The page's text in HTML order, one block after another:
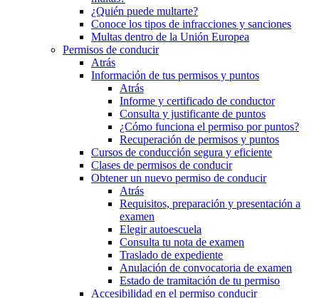
¿Quién puede multarte?
Conoce los tipos de infracciones y sanciones
Multas dentro de la Unión Europea
Permisos de conducir
Atrás
Información de tus permisos y puntos
Atrás
Informe y certificado de conductor
Consulta y justificante de puntos
¿Cómo funciona el permiso por puntos?
Recuperación de permisos y puntos
Cursos de conducción segura y eficiente
Clases de permisos de conducir
Obtener un nuevo permiso de conducir
Atrás
Requisitos, preparación y presentación a
examen
Elegir autoescuela
Consulta tu nota de examen
Traslado de expediente
Anulación de convocatoria de examen
Estado de tramitación de tu permiso
Accesibilidad en el permiso conducir